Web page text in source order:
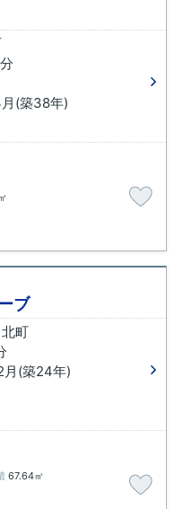
(築38年)
ブ
町
月(築24年)
67.64㎡